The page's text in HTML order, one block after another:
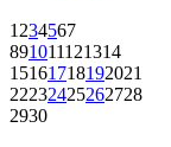
1 234567
891011121314
15161718192021
22232425262728
2930